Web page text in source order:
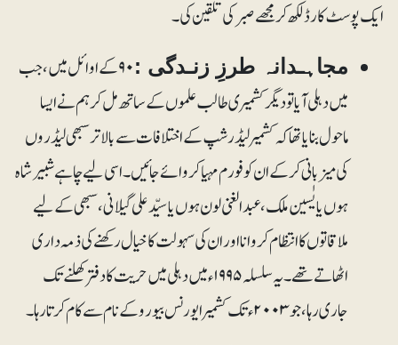
ایک پوسٹ کارڈ لکھ کر مجھے صبرکی تلقین کی۔
مجاہـدانہ طرزِ زنـدگی :
۹۰ کے اوائل میں، جب
میں دہلی آیا تو دیگر کشمیری طالب علموں کے ساتھ مل کر ہم نے ایسا
ماحول بنایا تھا کہ کشمیر لیڈرشپ کے اختلافات سے بالاتر سبھی لیڈروں
کی میزبانی کرکے ان کو فورم مہیا کروائے جائیں۔ اسی لیے چاہے شبیر شاہ
ہوں یا یٰسین ملک، عبدالغنی لون ہوں یا سیّد علی گیلانی، سبھی کے لیے
ملاقاتوں کا انتظام کروانا اور ان کی سہولت کا خیال رکھنے کی ذمہ داری
اٹھاتے تھے۔ یہ سلسلہ ۱۹۹۵ء میں دہلی میں حریت کا دفتر کھلنے تک
جاری رہا، جو ۲۰۰۳ء تک کشمیر ایورنس بیورو کے نام سے کام کرتا رہا۔